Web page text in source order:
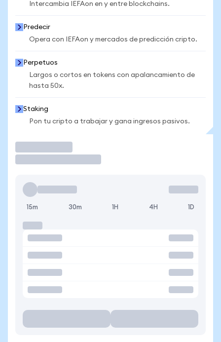
Intercambia IEFAon en y entre blockchains.
Predecir
Opera con IEFAon y mercados de predicción cripto.
Perpetuos
Largos o cortos en tokens con apalancamiento de
hasta 50x.
Staking
Pon tu cripto a trabajar y gana ingresos pasivos.
15m 30m 1H 4H 1D